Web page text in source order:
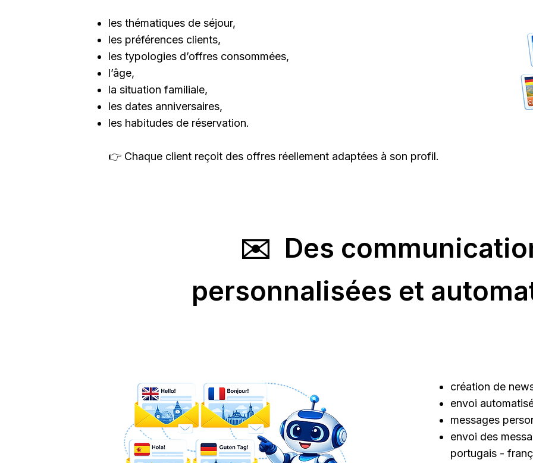
les thématiques de séjour,
les préférences clients,
les typologies d’offres consommées,
l’âge,
la situation familiale,
les dates anniversaires,
les habitudes de réservation.
👉 Chaque client reçoit des offres réellement adaptées à son profil.
✉️ Des
personnalisées et
création de
envoi
messages
envoi des
portugais -